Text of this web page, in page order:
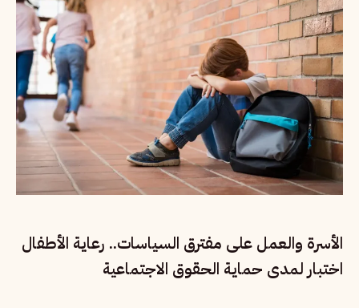
الأسرة والعمل على مفترق السياسات.. رعاية الأطفال
اختبار لمدى حماية الحقوق الاجتماعية